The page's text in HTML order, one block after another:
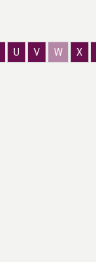
U V W X